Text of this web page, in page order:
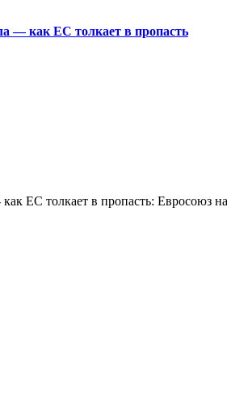
— как ЕС толкает в пропасть
как ЕС толкает в пропасть: Евросоюз